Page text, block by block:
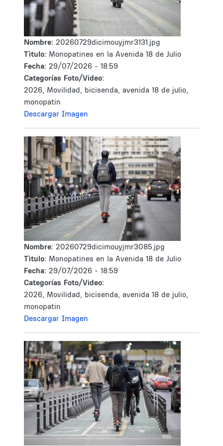
Nombre: 20260729dicimouyjmr3131.jpg
Tìtulo: Monopatines en la Avenida 18 de Julio
Fecha: 29/07/2026 - 18:59
Categorías Foto/Video:
2026, Movilidad, bicisenda, avenida 18 de julio,
monopatin
Descargar Imagen
Nombre: 20260729dicimouyjmr3085.jpg
Tìtulo: Monopatines en la Avenida 18 de Julio
Fecha: 29/07/2026 - 18:59
Categorías Foto/Video:
2026, Movilidad, bicisenda, avenida 18 de julio,
monopatin
Descargar Imagen